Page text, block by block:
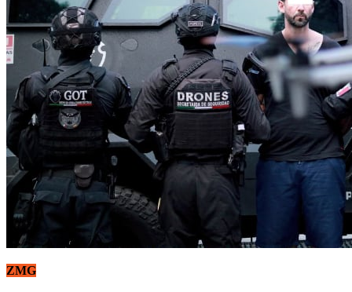
ZMG